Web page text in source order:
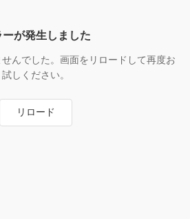
ーが発生しました
んでした。画面をリロードして再度お
試しください。
リロード